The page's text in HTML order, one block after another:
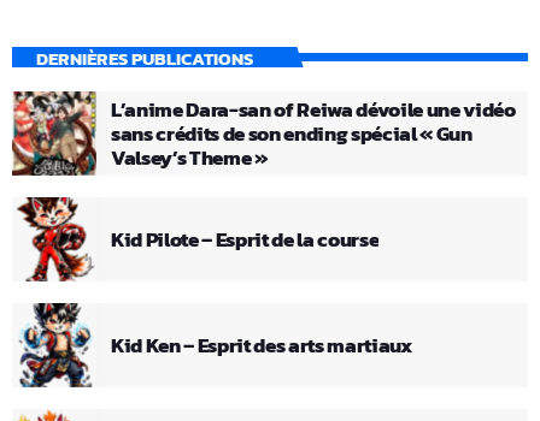
DERNIÈRES PUBLICATIONS
L’anime Dara-san of Reiwa dévoile une vidéo
sans crédits de son ending spécial « Gun
Valsey’s Theme »
Kid Pilote – Esprit de la course
Kid Ken – Esprit des arts martiaux